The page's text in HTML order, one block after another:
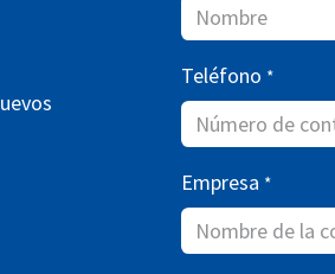
Teléfono *
Empresa *